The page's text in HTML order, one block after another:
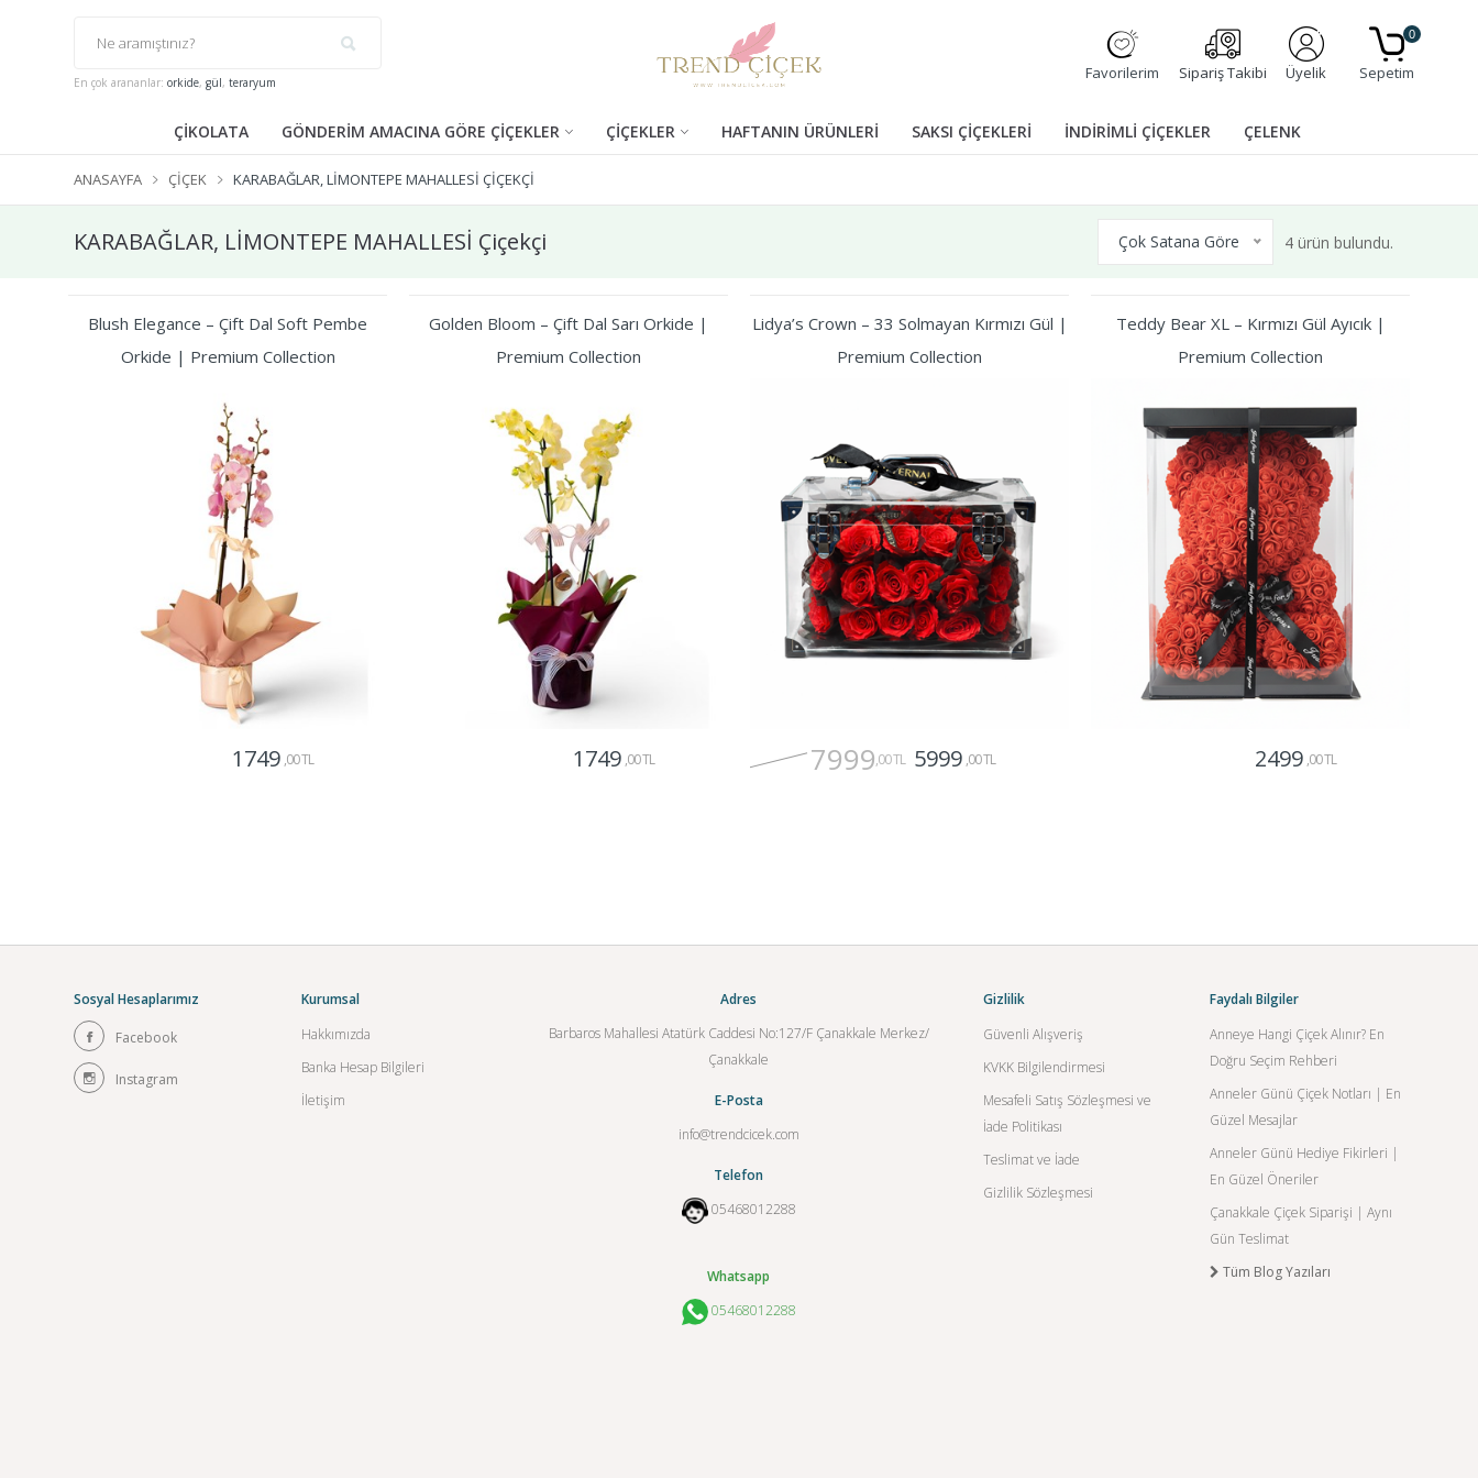
En çok arananlar: orkide, gül, teraryum Favorilerim Sipariş Takibi Üyelik Sepetim
0
ÇİKOLATA GÖNDERİM AMACINA GÖRE ÇİÇEKLER ÇİÇEKLER HAFTANIN ÜRÜNLERİ SAKSI ÇİÇEKLERİ İNDİRİMLİ ÇİÇEKLER ÇELENK
ANASAYFA ÇIÇEK KARABAĞLAR, LİMONTEPE MAHALLESİ ÇIÇEKÇI
KARABAĞLAR, LİMONTEPE MAHALLESİ Çiçekçi Çok Satana Göre 4 ürün bulundu.
Blush Elegance – Çift Dal Soft Pembe
Orkide | Premium Collection
1749 ,00 TL
Golden Bloom – Çift Dal Sarı Orkide |
Premium Collection
1749 ,00 TL
Lidya’s Crown – 33 Solmayan Kırmızı Gül |
Premium Collection
7999,00 TL 5999 ,00 TL
Teddy Bear XL – Kırmızı Gül Ayıcık |
Premium Collection
2499 ,00 TL
Sosyal Hesaplarımız
Facebook
Instagram
Kurumsal
Hakkımızda
Banka Hesap Bilgileri
İletişim
Adres
Barbaros Mahallesi Atatürk Caddesi No:127/F Çanakkale Merkez/
Çanakkale
E-Posta
info@trendcicek.com
Telefon
05468012288
Whatsapp
05468012288
Gizlilik
Güvenli Alışveriş
KVKK Bilgilendirmesi
Mesafeli Satış Sözleşmesi ve
İade Politikası
Teslimat ve İade
Gizlilik Sözleşmesi
Faydalı Bilgiler
Anneye Hangi Çiçek Alınır? En
Doğru Seçim Rehberi
Anneler Günü Çiçek Notları | En
Güzel Mesajlar
Anneler Günü Hediye Fikirleri |
En Güzel Öneriler
Çanakkale Çiçek Siparişi | Aynı
Gün Teslimat
Tüm Blog Yazıları